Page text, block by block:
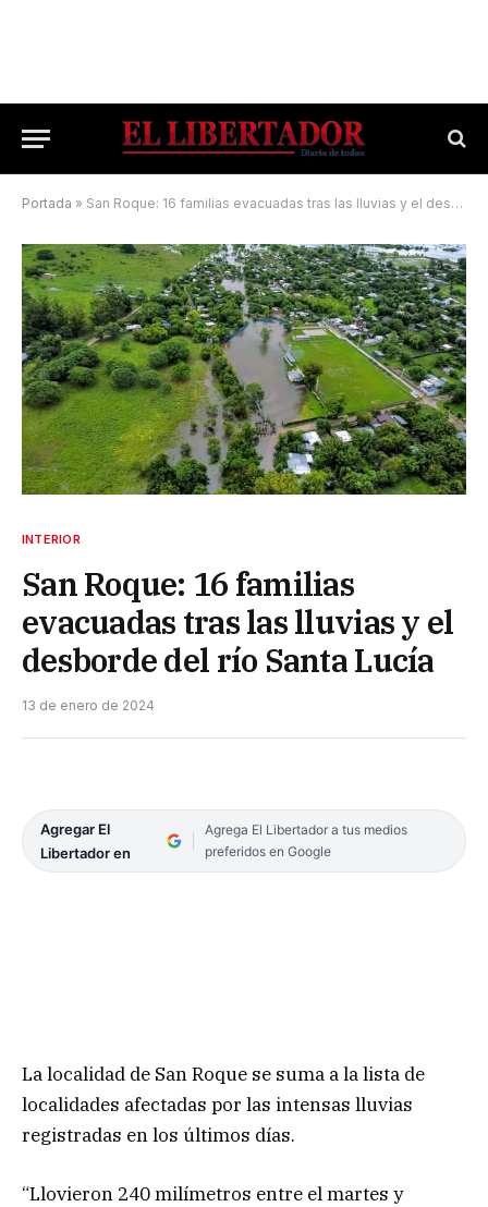
Portada » San Roque: 16 familias evacuadas tras las lluvias y el desborde del río Santa Lucía
INTERIOR
San Roque: 16 familias
evacuadas tras las lluvias y el
desborde del río Santa Lucía
13 de enero de 2024
Agregar El
Libertador en
Agrega El Libertador a tus medios
preferidos en Google
La localidad de San Roque se suma a la lista de
localidades afectadas por las intensas lluvias
registradas en los últimos días.
“Llovieron 240 milímetros entre el martes y